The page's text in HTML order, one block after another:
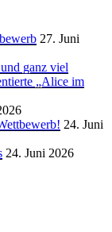
27. Juni
ganz viel
„Alice im
24. Juni
24. Juni 2026